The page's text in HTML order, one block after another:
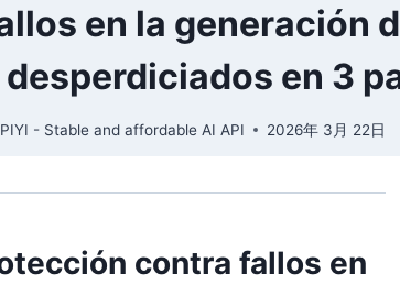
en la generación
en 3
- Stable and affordable AI API 2026年 3月 22日
contra fallos en